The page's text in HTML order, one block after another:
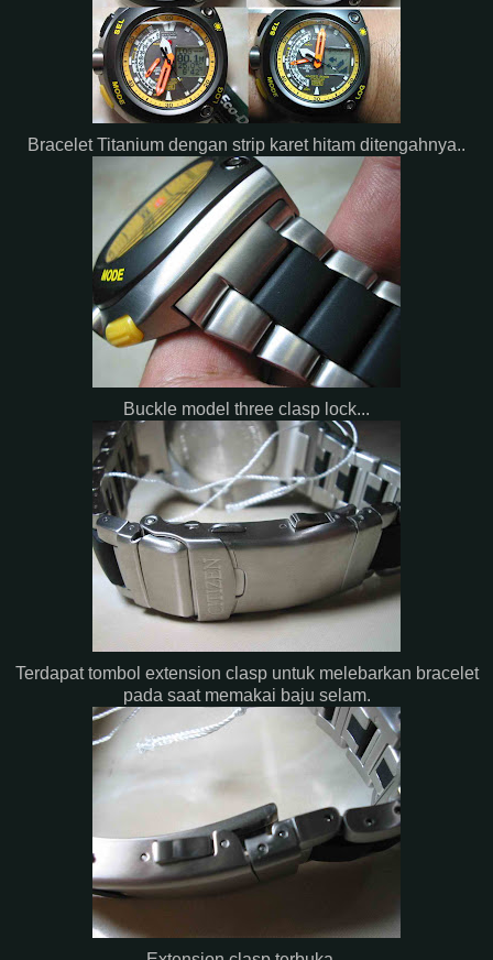
Bracelet Titanium dengan strip karet hitam ditengahnya..
Buckle model three clasp lock...
Terdapat tombol extension clasp untuk melebarkan bracelet
pada saat memakai baju selam.